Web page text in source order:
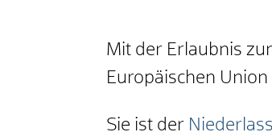
Mit der Erlaubnis
Europäischen
Sie ist der